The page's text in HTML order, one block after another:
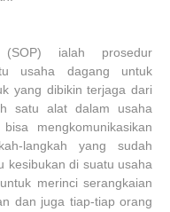
(SOP) ialah prosedur
usaha dagang untuk
yang dibikin terjaga dari
satu alat dalam usaha
mengkomunikasikan
langkah yang sudah
kesibukan di suatu usaha
merinci serangkaian
dan juga tiap-tiap orang